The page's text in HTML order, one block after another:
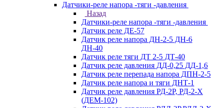
Датчики-реле напора -тяги -давления
Назад
Датчики-реле напора -тяги -давления
Датчик реле ДЕ-57
Датчик реле напора ДН-2-5 ДН-6
ДН-40
Датчик реле тяги ДТ 2-5 ДТ-40
Датчик реле давления ДД-0,25 ДД-1,6
Датчик реле перепада напора ДПН-2-5
Датчик реле напора и тяги ДНТ-1
Датчик реле давления РД-2Р, РД-2-Х
(ДЕМ-102)